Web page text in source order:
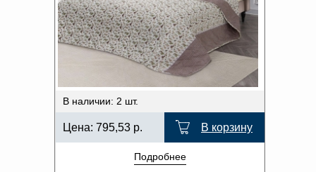
В наличии: 2 шт.
Цена: 795,53 р. В корзину
Подробнее